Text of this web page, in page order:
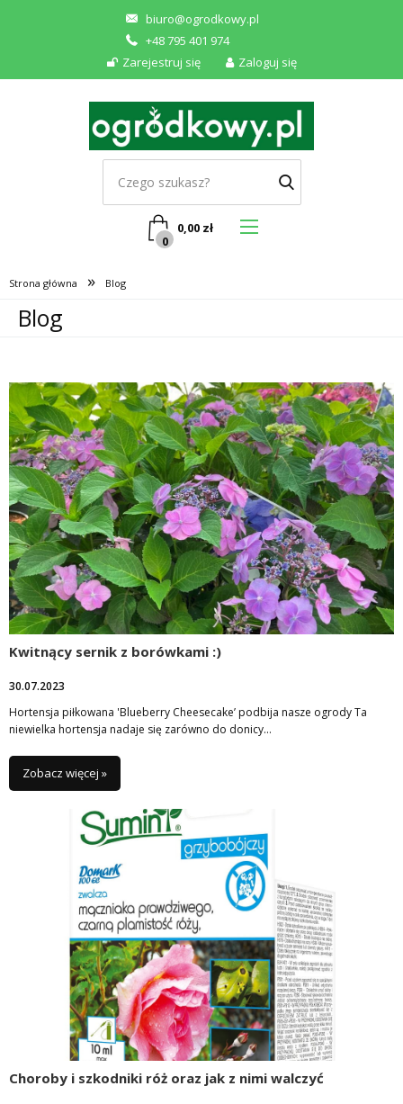
biuro@ogrodkowy.pl
+48 795 401 974
Zarejestruj się
Zaloguj się
0
0,00 zł
Strona główna » Blog
Blog
Kwitnący sernik z borówkami :)
30.07.2023
Hortensja piłkowana 'Blueberry Cheesecake’ podbija nasze ogrody Ta
niewielka hortensja nadaje się zarówno do donicy…
Zobacz więcej »
Choroby i szkodniki róż oraz jak z nimi walczyć